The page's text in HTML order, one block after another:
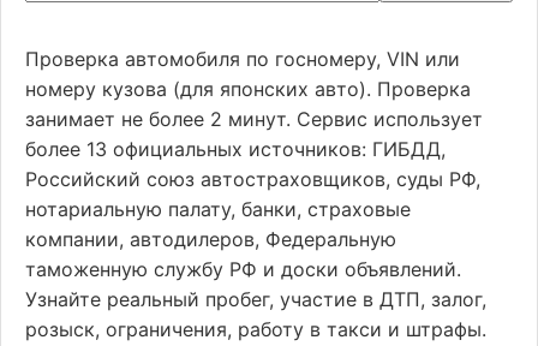
Проверка автомобиля по госномеру, VIN или
номеру кузова (для японских авто). Проверка
занимает не более 2 минут. Сервис использует
более 13 официальных источников: ГИБДД,
Российский союз автостраховщиков, суды РФ,
нотариальную палату, банки, страховые
компании, автодилеров, Федеральную
таможенную службу РФ и доски объявлений.
Узнайте реальный пробег, участие в ДТП, залог,
розыск, ограничения, работу в такси и штрафы.